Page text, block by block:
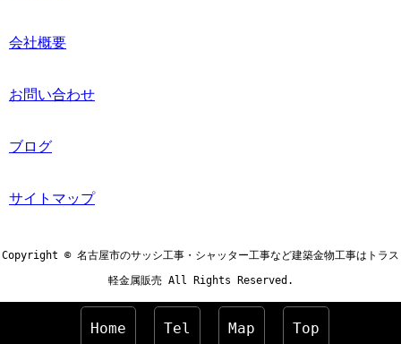
会社概要
お問い合わせ
ブログ
サイトマップ
Copyright © 名古屋市のサッシ工事・シャッター工事など建築金物工事はトラス
軽金属販売 All Rights Reserved.
Home Tel Map Top